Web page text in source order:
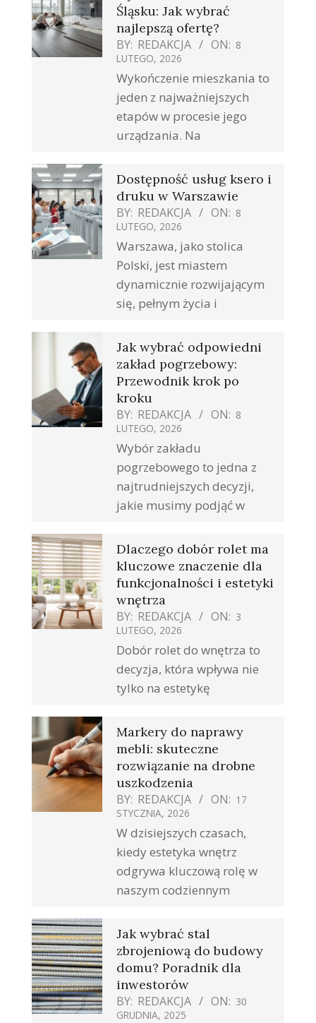
Śląsku: Jak wybrać
najlepszą ofertę?
BY: REDAKCJA ON: 8
LUTEGO, 2026
Wykończenie mieszkania to
jeden z najważniejszych
etapów w procesie jego
urządzania. Na
Dostępność usług ksero i
druku w Warszawie
BY: REDAKCJA ON: 8
LUTEGO, 2026
Warszawa, jako stolica
Polski, jest miastem
dynamicznie rozwijającym
się, pełnym życia i
Jak wybrać odpowiedni
zakład pogrzebowy:
Przewodnik krok po
kroku
BY: REDAKCJA ON: 8
LUTEGO, 2026
Wybór zakładu
pogrzebowego to jedna z
najtrudniejszych decyzji,
jakie musimy podjąć w
Dlaczego dobór rolet ma
kluczowe znaczenie dla
funkcjonalności i estetyki
wnętrza
BY: REDAKCJA ON: 3
LUTEGO, 2026
Dobór rolet do wnętrza to
decyzja, która wpływa nie
tylko na estetykę
Markery do naprawy
mebli: skuteczne
rozwiązanie na drobne
uszkodzenia
BY: REDAKCJA ON: 17
STYCZNIA, 2026
W dzisiejszych czasach,
kiedy estetyka wnętrz
odgrywa kluczową rolę w
naszym codziennym
Jak wybrać stal
zbrojeniową do budowy
domu? Poradnik dla
inwestorów
BY: REDAKCJA ON: 30
GRUDNIA, 2025